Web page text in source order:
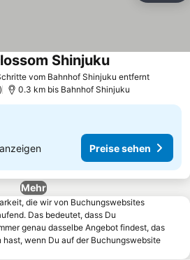
vom Bahnhof Shinjuku entferntPreise
ShinjukuPreise sehen
0.3 km bis Bahnhof Shinjuku
anzeigen Preise sehen
Mehr
die wir von Buchungswebsites
Das bedeutet, dass Du
genau dasselbe Angebot findest, das
hast, wenn Du auf der Buchungswebsite